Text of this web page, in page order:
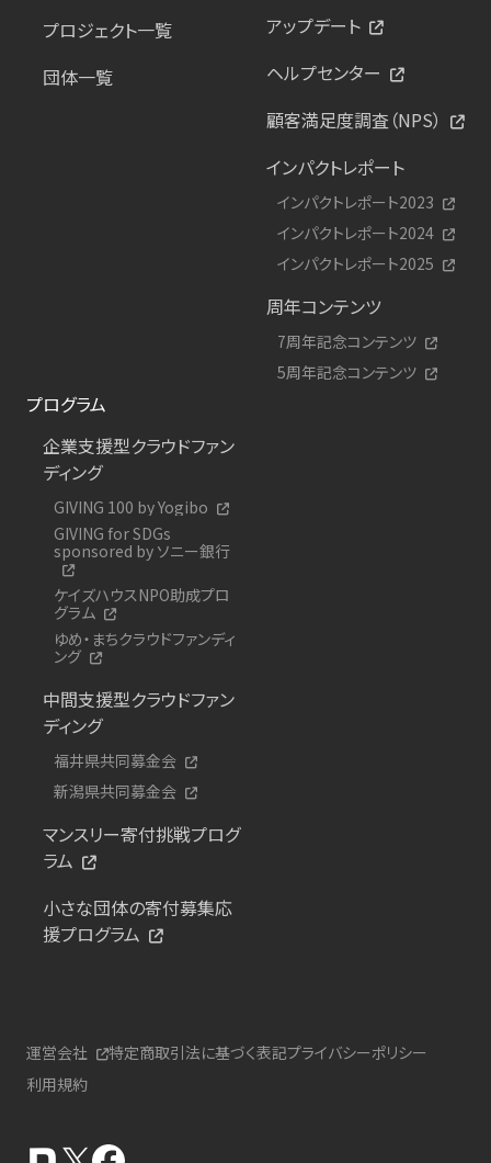
プロジェクト一覧
団体一覧
アップデート
ヘルプセンター
顧客満足度調査（NPS）
インパクトレポート
インパクトレポート2023
インパクトレポート2024
インパクトレポート2025
周年コンテンツ
7周年記念コンテンツ
5周年記念コンテンツ
プログラム
企業支援型クラウドファン
ディング
GIVING 100 by Yogibo
GIVING for SDGs
sponsored by ソニー銀行
ケイズハウスNPO助成プロ
グラム
ゆめ・まちクラウドファンディ
ング
中間支援型クラウドファン
ディング
福井県共同募金会
新潟県共同募金会
マンスリー寄付挑戦プログ
ラム
小さな団体の寄付募集応
援プログラム
運営会社 特定商取引法に基づく表記プライバシーポリシー
利用規約